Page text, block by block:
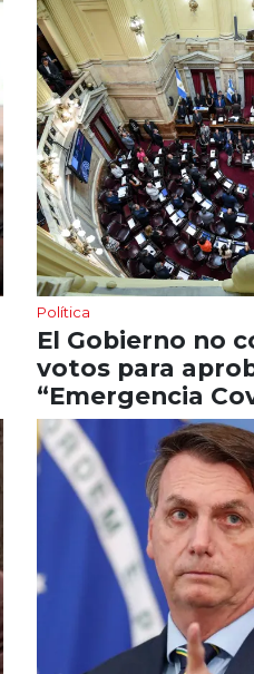
Política
El Gobierno no
votos para
“Emergencia